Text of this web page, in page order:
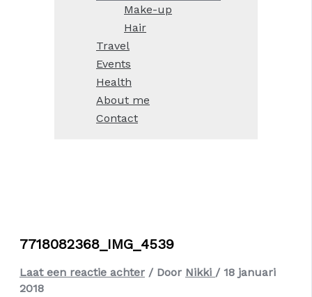
Make-up
Hair
Travel
Events
Health
About me
Contact
7718082368_IMG_4539
Laat een reactie achter / Door Nikki / 18 januari
2018